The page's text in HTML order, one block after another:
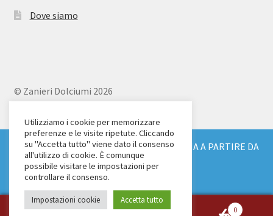
SPEDIZIONE GRATUITA IN TUTTA ITALIA A PARTIRE DA
€ 150
Ignora
Dove siamo
© Zanieri Dolciumi 2026
Via Alfieri 18
Scandicci (FI)
Tel. 055 2571707
C.F. e P.IVA: 04904430487
0
Utilizziamo i cookie per memorizzare
preferenze e le visite ripetute. Cliccando
su "Accetta tutto" viene dato il consenso
all'utilizzo di cookie. È comunque
possibile visitare le impostazioni per
controllare il consenso.
Impostazioni cookie Accetta tutto